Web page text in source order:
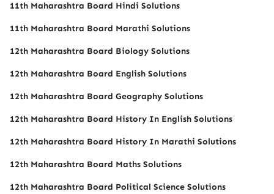
11th Maharashtra Board Hindi Solutions
11th Maharashtra Board Marathi Solutions
12th Maharashtra Board Biology Solutions
12th Maharashtra Board English Solutions
12th Maharashtra Board Geography Solutions
12th Maharashtra Board History In English Solutions
12th Maharashtra Board History In Marathi Solutions
12th Maharashtra Board Maths Solutions
12th Maharashtra Board Political Science Solutions